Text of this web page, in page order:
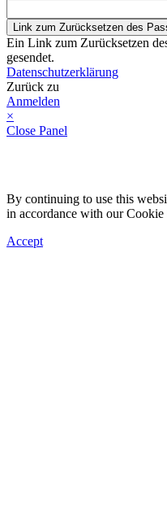
Link zum Zurücksetzen des
Ein Link zum Zurücksetzen
gesendet.
Datenschutzerklärung
Zurück zu
Anmelden
×
Close Panel
By continuing to use this
in accordance with our Cookie
Accept